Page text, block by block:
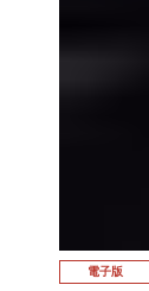
電子版